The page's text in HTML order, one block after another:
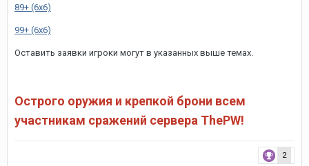
89+ (6х6)
99+ (6х6)
Оставить заявки игроки могут в указанных выше темах.
Острого оружия и крепкой брони всем
участникам сражений сервера ThePW!
2